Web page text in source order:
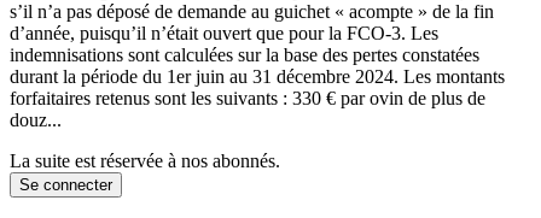
s’il n’a pas déposé de demande au guichet « acompte » de la fin
d’année, puisqu’il n’était ouvert que pour la FCO-3. Les
indemnisations sont calculées sur la base des pertes constatées
durant la période du 1er juin au 31 décembre 2024. Les montants
forfaitaires retenus sont les suivants : 330 € par ovin de plus de
douz...
La suite est réservée à nos abonnés.
Se connecter